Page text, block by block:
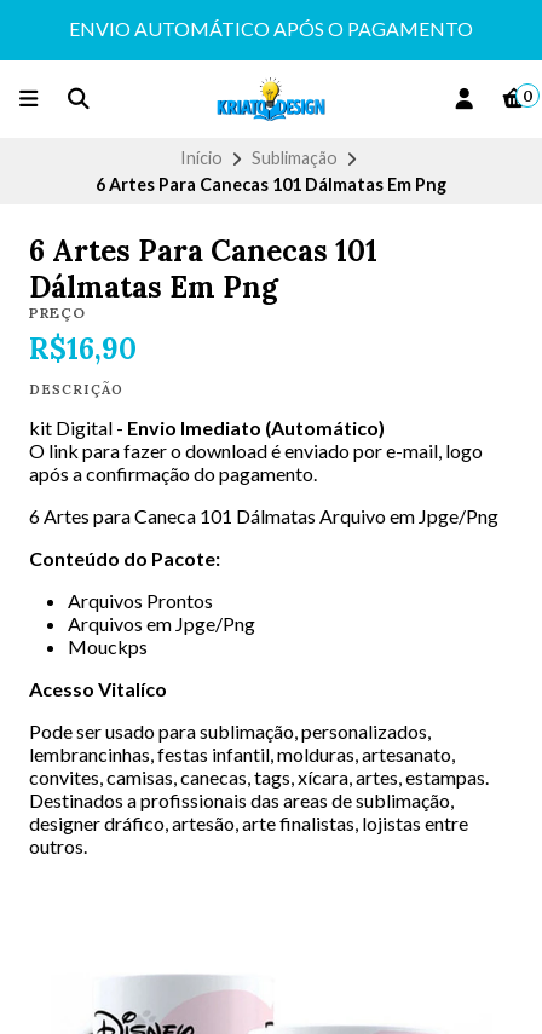
ENVIO AUTOMÁTICO APÓS O PAGAMENTO
0
Início
Sublimação
6 Artes Para Canecas 101 Dálmatas Em Png
6 Artes Para Canecas 101
Dálmatas Em Png
PREÇO
R$16,90
DESCRIÇÃO
kit Digital - Envio Imediato (Automático)
O link para fazer o download é enviado por e-mail, logo
após a confirmação do pagamento.
6 Artes para Caneca 101 Dálmatas Arquivo em Jpge/Png
Conteúdo do Pacote:
Arquivos Prontos
Arquivos em Jpge/Png
Mouckps
Acesso Vitalíco
Pode ser usado para sublimação, personalizados,
lembrancinhas, festas infantil, molduras, artesanato,
convites, camisas, canecas, tags, xícara, artes, estampas.
Destinados a profissionais das areas de sublimação,
designer dráfico, artesão, arte finalistas, lojistas entre
outros.